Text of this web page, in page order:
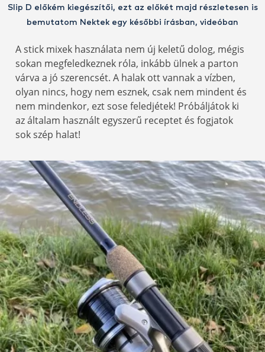
Slip D előkém kiegészítői, ezt az előkét majd részletesen is
bemutatom Nektek egy későbbi írásban, videóban
A stick mixek használata nem új keletű dolog, mégis
sokan megfeledkeznek róla, inkább ülnek a parton
várva a jó szerencsét. A halak ott vannak a vízben,
olyan nincs, hogy nem esznek, csak nem mindent és
nem mindenkor, ezt sose feledjétek! Próbáljátok ki
az általam használt egyszerű receptet és fogjatok
sok szép halat!